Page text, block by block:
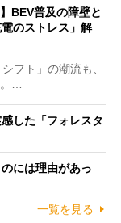
BEV普及の障壁と
のストレス」解
フト」の潮流も、
…
した「フォレスタ
には理由があっ
一覧を見る